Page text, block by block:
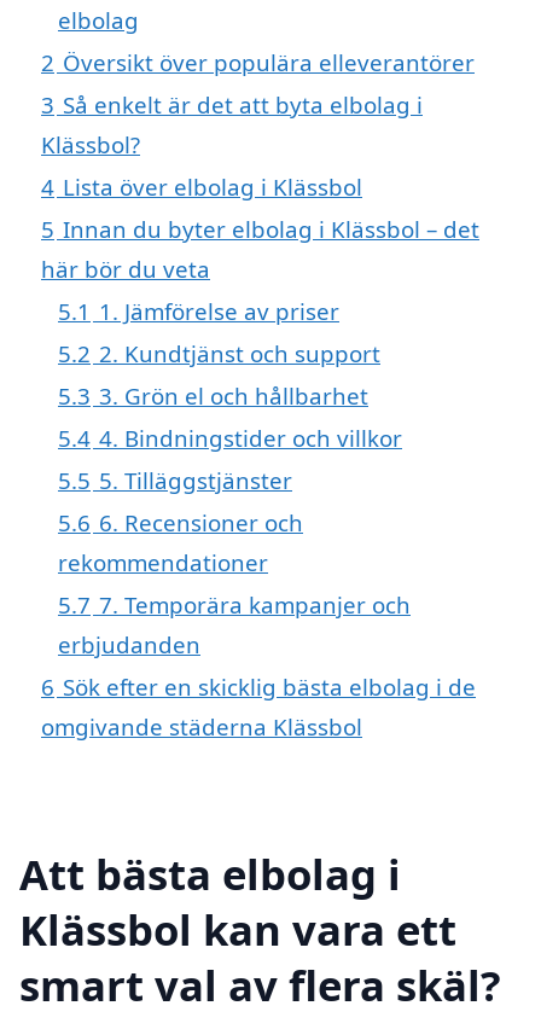
elbolag
2 Översikt över populära elleverantörer
3 Så enkelt är det att byta elbolag i
Klässbol?
4 Lista över elbolag i Klässbol
5 Innan du byter elbolag i Klässbol – det
här bör du veta
5.1 1. Jämförelse av priser
5.2 2. Kundtjänst och support
5.3 3. Grön el och hållbarhet
5.4 4. Bindningstider och villkor
5.5 5. Tilläggstjänster
5.6 6. Recensioner och
rekommendationer
5.7 7. Temporära kampanjer och
erbjudanden
6 Sök efter en skicklig bästa elbolag i de
omgivande städerna Klässbol
Att bästa elbolag i
Klässbol kan vara ett
smart val av flera skäl?